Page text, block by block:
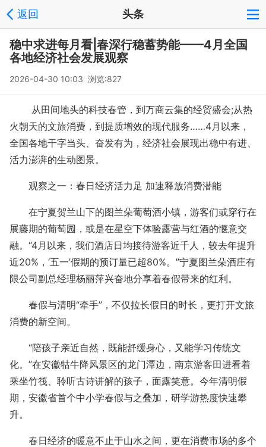
返回 头条
稳中求进每月看|春深行稳蓄势能——4月全国
各地经济社会发展观察
2026-04-30 10:03 浏览:827
从田间地头的科技春管，到万商云集的经贸盛会;从热
火朝天的文旅消费，到提质增效的现代服务……4月以来，
全国各地干字当头、奋发有为，经济社会展现出稳中有进、
活力澎湃的生动图景。
观察之一：春日经济活力足 加速释放消费潜能
在宁夏贺兰山下的图兰朵葡萄酒小镇，游客们或穿行在
展藤期的葡萄园，或是在星空下体验露营与红酒的惬意交
融。“4月以来，我们酒店日均接待游客近千人，较去年提升
近20%，‘五一’假期的预订量已超80%。”宁夏图兰朵酒庄有
限公司副总经理杨丽萍兴奋地分享着春假带来的红利。
春假与清明“牵手”，不仅拉长假日的时长，更打开文旅
消费的新空间。
“陪孩子亲近自然，既能舒缓身心，又能学习传统文
化。”在安徽牯牛降风景区的龙门潭边，南京游客田进看着
乘坐竹筏、聆听古诗讲解的孩子，面露笑意。今年清明假
期，安徽省首个中小学春假与之叠加，研学游热度快速攀
升。
春日经济的暖意不止于山水之间，更在消费市场的多个